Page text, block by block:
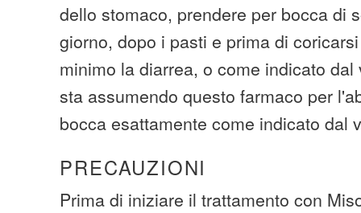
dello stomaco, prendere per bocca di
giorno, dopo i pasti e prima di
minimo la diarrea, o come indicato
sta assumendo questo farmaco per
bocca esattamente come indicato dal
PRECAUZIONI
Prima di iniziare il trattamento con